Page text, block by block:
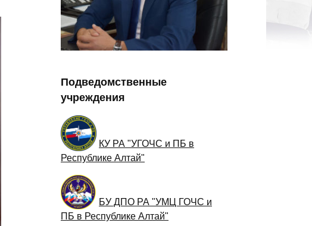
Подведомственные
учреждения
КУ РА "УГОЧС и ПБ в
Республике Алтай"
БУ ДПО РА "УМЦ ГОЧС и
ПБ в Республике Алтай"